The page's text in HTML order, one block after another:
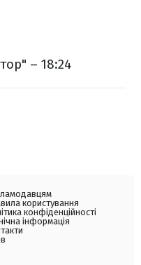
– 18:24
користування
конфіденційності
інформація